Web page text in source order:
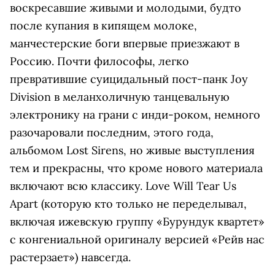
воскресавшие живыми и молодыми, будто
после купания в кипящем молоке,
манчестерские боги впервые приезжают в
Россию. Почти философы, легко
превратившие суицидальный пост-панк Joy
Division в меланхоличную танцевальную
электронику на грани с инди-роком, немного
разочаровали последним, этого года,
альбомом Lost Sirens, но живые выступления
тем и прекрасны, что кроме нового материала
включают всю классику. Love Will Tear Us
Apart (которую кто только не переделывал,
включая ижевскую группу «Бурундук квартет»
с конгениальной оригиналу версией «Рейв нас
растерзает») навсегда.